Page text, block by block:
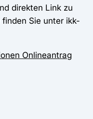
direkten Link zu
Sie unter ikk-
Onlineantrag